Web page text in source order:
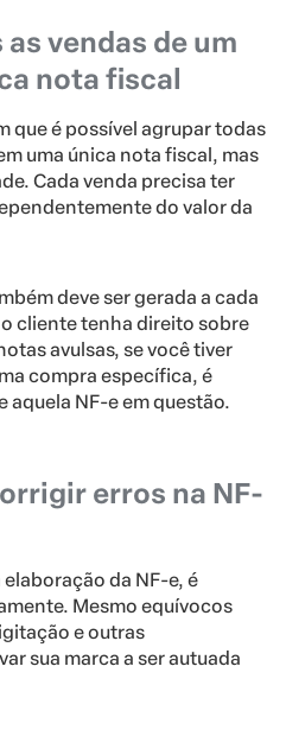
vendas de um
nota fiscal
que é possível agrupar todas
uma única nota fiscal, mas
Cada venda precisa ter
do valor da
deve ser gerada a cada
cliente tenha direito sobre
avulsas, se você tiver
compra específica, é
aquela NF-e em questão.
erros na NF-
da NF-e, é
Mesmo equívocos
e outras
sua marca a ser autuada